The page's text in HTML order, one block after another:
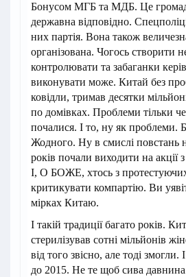
Бонусом МГБ та МДБ. Це
державна відповідно.
них партія. Вона також
організована. Чогось створити
контролювати та забаганки
виконувати може. Китай без
ковідли, тримав десятки
по домівках. Проблеми тільки
почалися. І то, ну як проблеми.
Жодного. Ну в смислі повстань
років почали виходити на акції
І, О БОЖЕ, хтось з протестуючих
критикувати компартію. Ви
мірках Китаю.
І такій традиції багато років.
стерилізував сотні мільйонів
від того звісно, але тоді змогли.
до 2015. Не те щоб сива